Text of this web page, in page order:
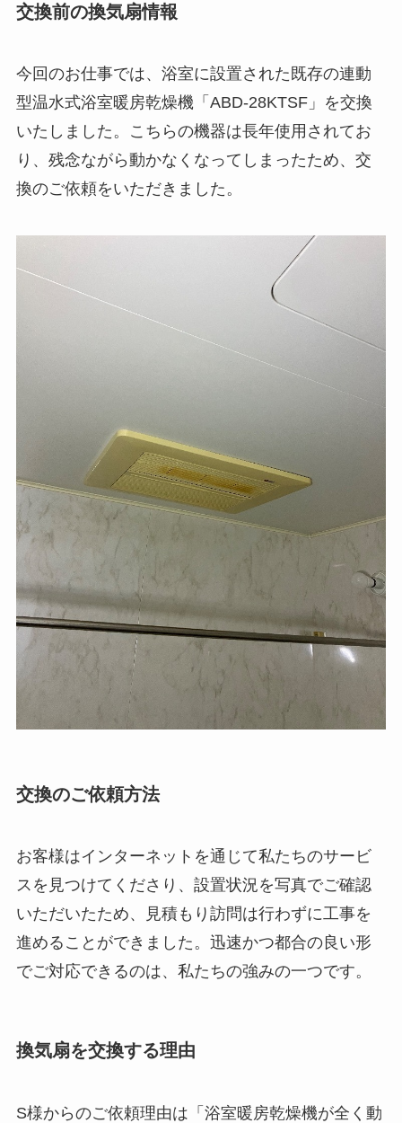
交換前の換気扇情報
今回のお仕事では、浴室に設置された既存の連動
型温水式浴室暖房乾燥機「ABD-28KTSF」を交換
いたしました。こちらの機器は長年使用されてお
り、残念ながら動かなくなってしまったため、交
換のご依頼をいただきました。
交換のご依頼方法
お客様はインターネットを通じて私たちのサービ
スを見つけてくださり、設置状況を写真でご確認
いただいたため、見積もり訪問は行わずに工事を
進めることができました。迅速かつ都合の良い形
でご対応できるのは、私たちの強みの一つです。
換気扇を交換する理由
S様からのご依頼理由は「浴室暖房乾燥機が全く動